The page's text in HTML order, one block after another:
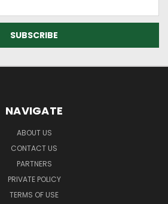
NAVIGATE
ABOUT US
CONTACT US
PARTNERS
PRIVATE POLICY
TERMS OF USE